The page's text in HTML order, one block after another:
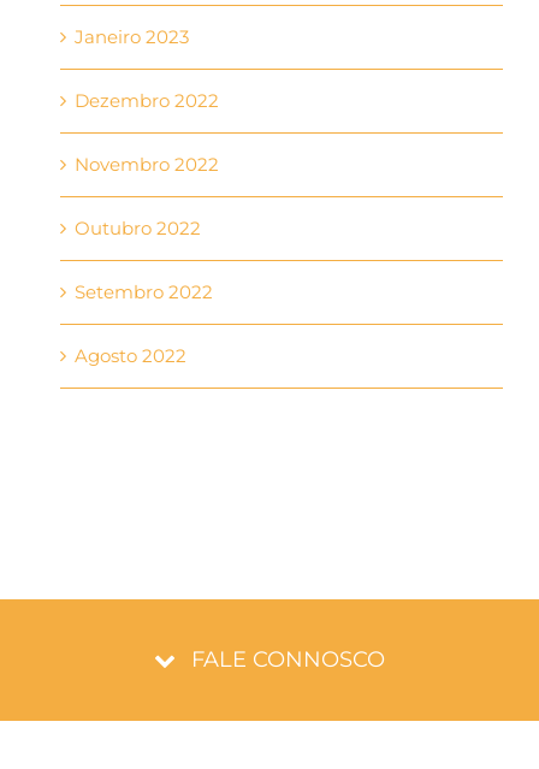
Janeiro 2023
Dezembro 2022
Novembro 2022
Outubro 2022
Setembro 2022
Agosto 2022
FALE CONNOSCO